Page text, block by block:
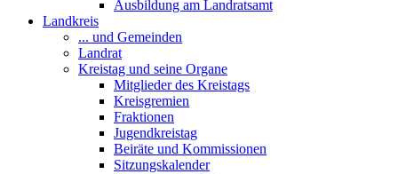
Ausbildung am Landratsamt
Landkreis
... und Gemeinden
Landrat
Kreistag und seine Organe
Mitglieder des Kreistags
Kreisgremien
Fraktionen
Jugendkreistag
Beiräte und Kommissionen
Sitzungskalender